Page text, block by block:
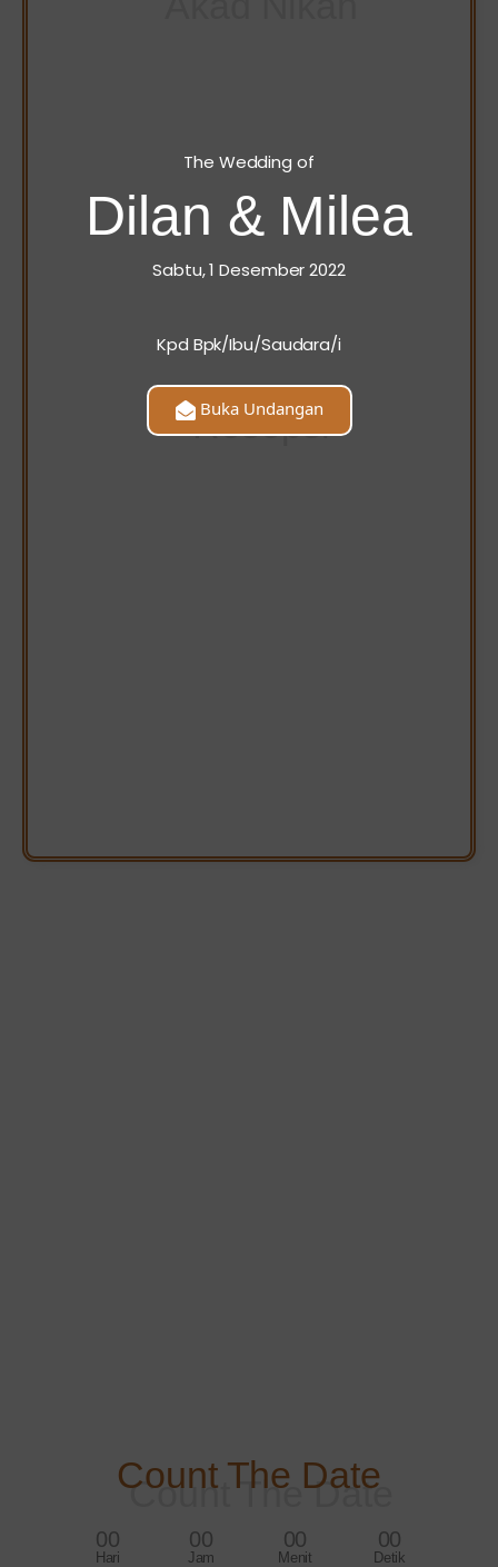
Resepsi
Count The Date
00
Hari
00
Jam
00
Menit
00
Detik
The Wedding of
Dilan & Milea
Sabtu, 1 Desember 2022
Kpd Bpk/Ibu/Saudara/i
Buka Undangan